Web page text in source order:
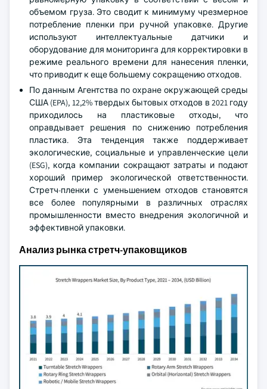
объемом груза. Это сводит к минимуму чрезмерное
потребление пленки при ручной упаковке. Другие
используют интеллектуальные датчики и
оборудование для мониторинга для корректировки в
режиме реального времени для нанесения пленки,
что приводит к еще большему сокращению отходов.
По данным Агентства по охране окружающей среды
США (EPA), 12,2% твердых бытовых отходов в 2021 году
приходилось на пластиковые отходы, что
оправдывает решения по снижению потребления
пластика. Эта тенденция также поддерживает
экологические, социальные и управленческие цели
(ESG), когда компании сокращают затраты и подают
хороший пример экологической ответственности.
Стретч-пленки с уменьшением отходов становятся
все более популярными в различных отраслях
промышленности вместо внедрения экологичной и
эффективной упаковки.
Анализ рынка стретч-упаковщиков